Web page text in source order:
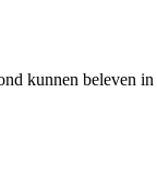
kunnen beleven